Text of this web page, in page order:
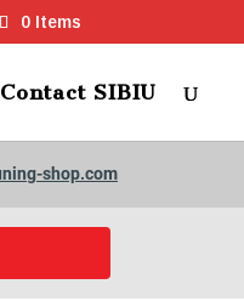
0 Items
Contact SIBIU